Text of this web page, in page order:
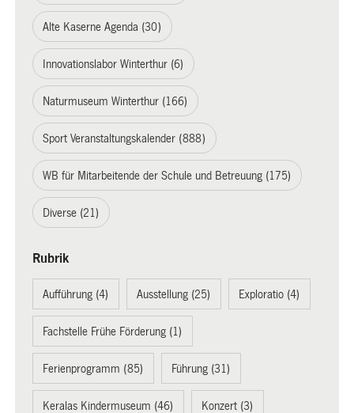
Alte Kaserne Agenda (30)
Innovationslabor Winterthur (6)
Naturmuseum Winterthur (166)
Sport Veranstaltungskalender (888)
WB für Mitarbeitende der Schule und Betreuung (175)
Diverse (21)
Rubrik
Aufführung (4) Ausstellung (25) Exploratio (4)
Fachstelle Frühe Förderung (1)
Ferienprogramm (85) Führung (31)
Keralas Kindermuseum (46) Konzert (3)